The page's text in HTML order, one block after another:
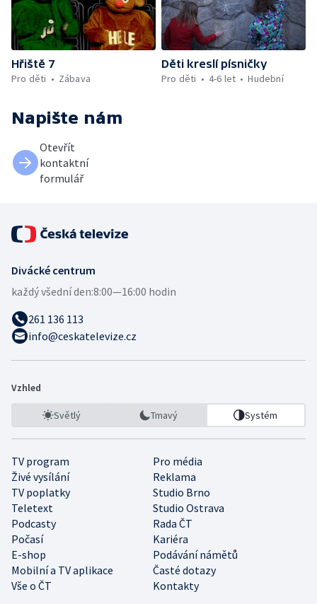
Hřiště 7
Pro děti
Zábava
Děti kreslí písničky
Pro děti
4-6 let Hudební
Napište nám
Otevřít
kontaktní
formulář
Divácké centrum
každý všední den:8:00—16:00 hodin
261 136 113
info@ceskatelevize.cz
Vzhled
Světlý Tmavý Systém
TV program
Pro média
Živé vysílání
Reklama
TV poplatky
Studio Brno
Teletext
Studio Ostrava
Podcasty
Rada ČT
Počasí
Kariéra
E-shop
Podávání námětů
Mobilní a TV aplikace
Časté dotazy
Vše o ČT
Kontakty